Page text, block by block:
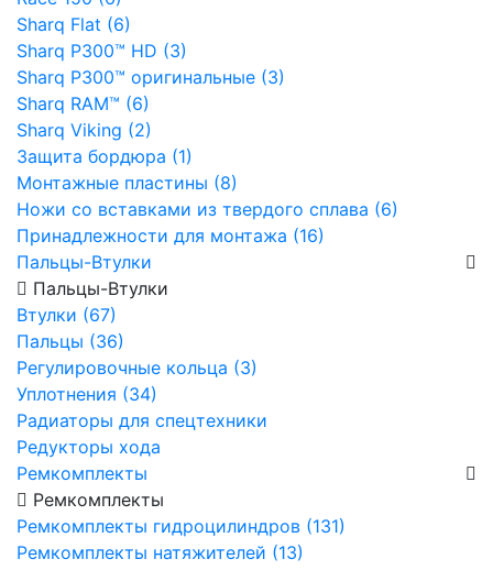
Sharq Flat (6)
Sharq P300™ HD (3)
Sharq P300™ оригинальные (3)
Sharq RAM™ (6)
Sharq Viking (2)
Защита бордюра (1)
Монтажные пластины (8)
Ножи со вставками из твердого сплава (6)
Принадлежности для монтажа (16)
Пальцы-Втулки
Пальцы-Втулки
Втулки (67)
Пальцы (36)
Регулировочные кольца (3)
Уплотнения (34)
Радиаторы для спецтехники
Редукторы хода
Ремкомплекты
Ремкомплекты
Ремкомплекты гидроцилиндров (131)
Ремкомплекты натяжителей (13)